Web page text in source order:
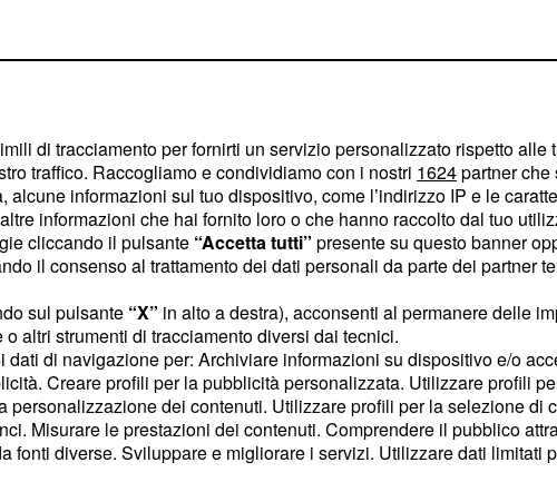
si concludono qui.
anche alcuni
teneva nascosti
il personale
Avigliana, piccolo
non era nuovo
di tracciamento per fornirti un servizio personalizzato rispetto alle
traffico. Raccogliamo e condividiamo con i nostri 1624partner
informazioni sul tuo dispositivo, come l’indirizzo IP e le
informazioni che hai fornito loro o che hanno raccolto dal tuo
cliccando il pulsante “Accetta tutti” presente su questo banner
il consenso al trattamento dei dati personali da parte dei partner
sul pulsante “X” in alto a destra), acconsenti al permanere delle
altri strumenti di tracciamento diversi dai tecnici.
dati di navigazione per: Archiviare informazioni su dispositivo e/o
Creare profili per la pubblicità personalizzata. Utilizzare profili
personalizzazione dei contenuti. Utilizzare profili per la selezione di
Misurare le prestazioni dei contenuti. Comprendere il pubblico
fonti diverse. Sviluppare e migliorare i servizi. Utilizzare dati limitati